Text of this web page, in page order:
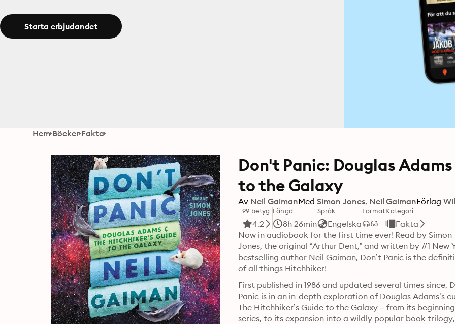
Starta erbjudandet
Hem Böcker Fakta
Don't Panic: Douglas
to the Galaxy
Av Neil GaimanMed Simon Jones Neil GaimanFörlag
99 betyg
4.2
Längd
8h 26min
Språk
Engelska
FormatKategori
Fakta
Now in audiobook for the first time ever! Read by Simon
Jones, the original “Arthur Dent,” and written by #1 New
bestselling author Neil Gaiman, Don’t Panic is the
of all things Hitchhiker!
First published in 1986 and updated several times since,
Panic is in an in-depth exploration of Douglas Adams’s
The Hitchhiker’s Guide to the Galaxy – from its
series, to its expansion into a wildly popular book